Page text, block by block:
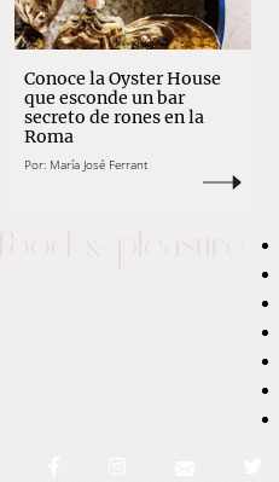
Conoce la Oyster House
que esconde un bar
secreto de rones en la
Roma
Por: María José Ferrant